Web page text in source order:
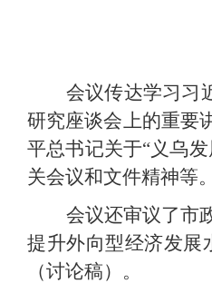
会议传达学习习
研究座谈会上的重要
平总书记关于“义乌
关会议和文件精神等。
会议还审议了市
提升外向型经济发展
（讨论稿）。